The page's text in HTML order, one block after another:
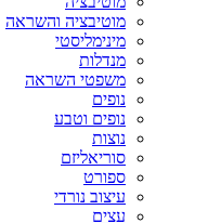
מוטיבציה והשראה
מינימליסטי
מנדלות
משפטי השראה
נופים
נופים וטבע
נוצות
סוריאליזם
ספורט
עיצוב נורדי
עצים